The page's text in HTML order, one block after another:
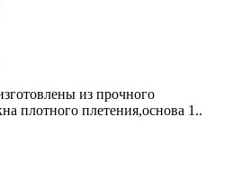
из прочного
плотного плетения,основа 1..